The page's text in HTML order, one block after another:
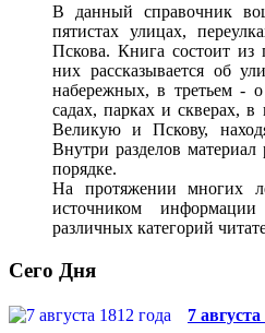
В данный справочник
пятистах улицах,
Пскова. Книга состоит из
них рассказывается об
набережных, в третьем -
садах, парках и скверах,
Великую и Пскову,
Внутри разделов материал
порядке.
На протяжении многих
источником
различных категорий
Сего Дня
7